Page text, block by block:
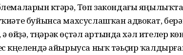
күтәрә, Төп закондағы
буйынса махсуслашҡан адвокат,
ә өйҙә, түңәрәк өҫтәл артында хәл ителер
күңелендә айырыуса ныҡ тәьҫир